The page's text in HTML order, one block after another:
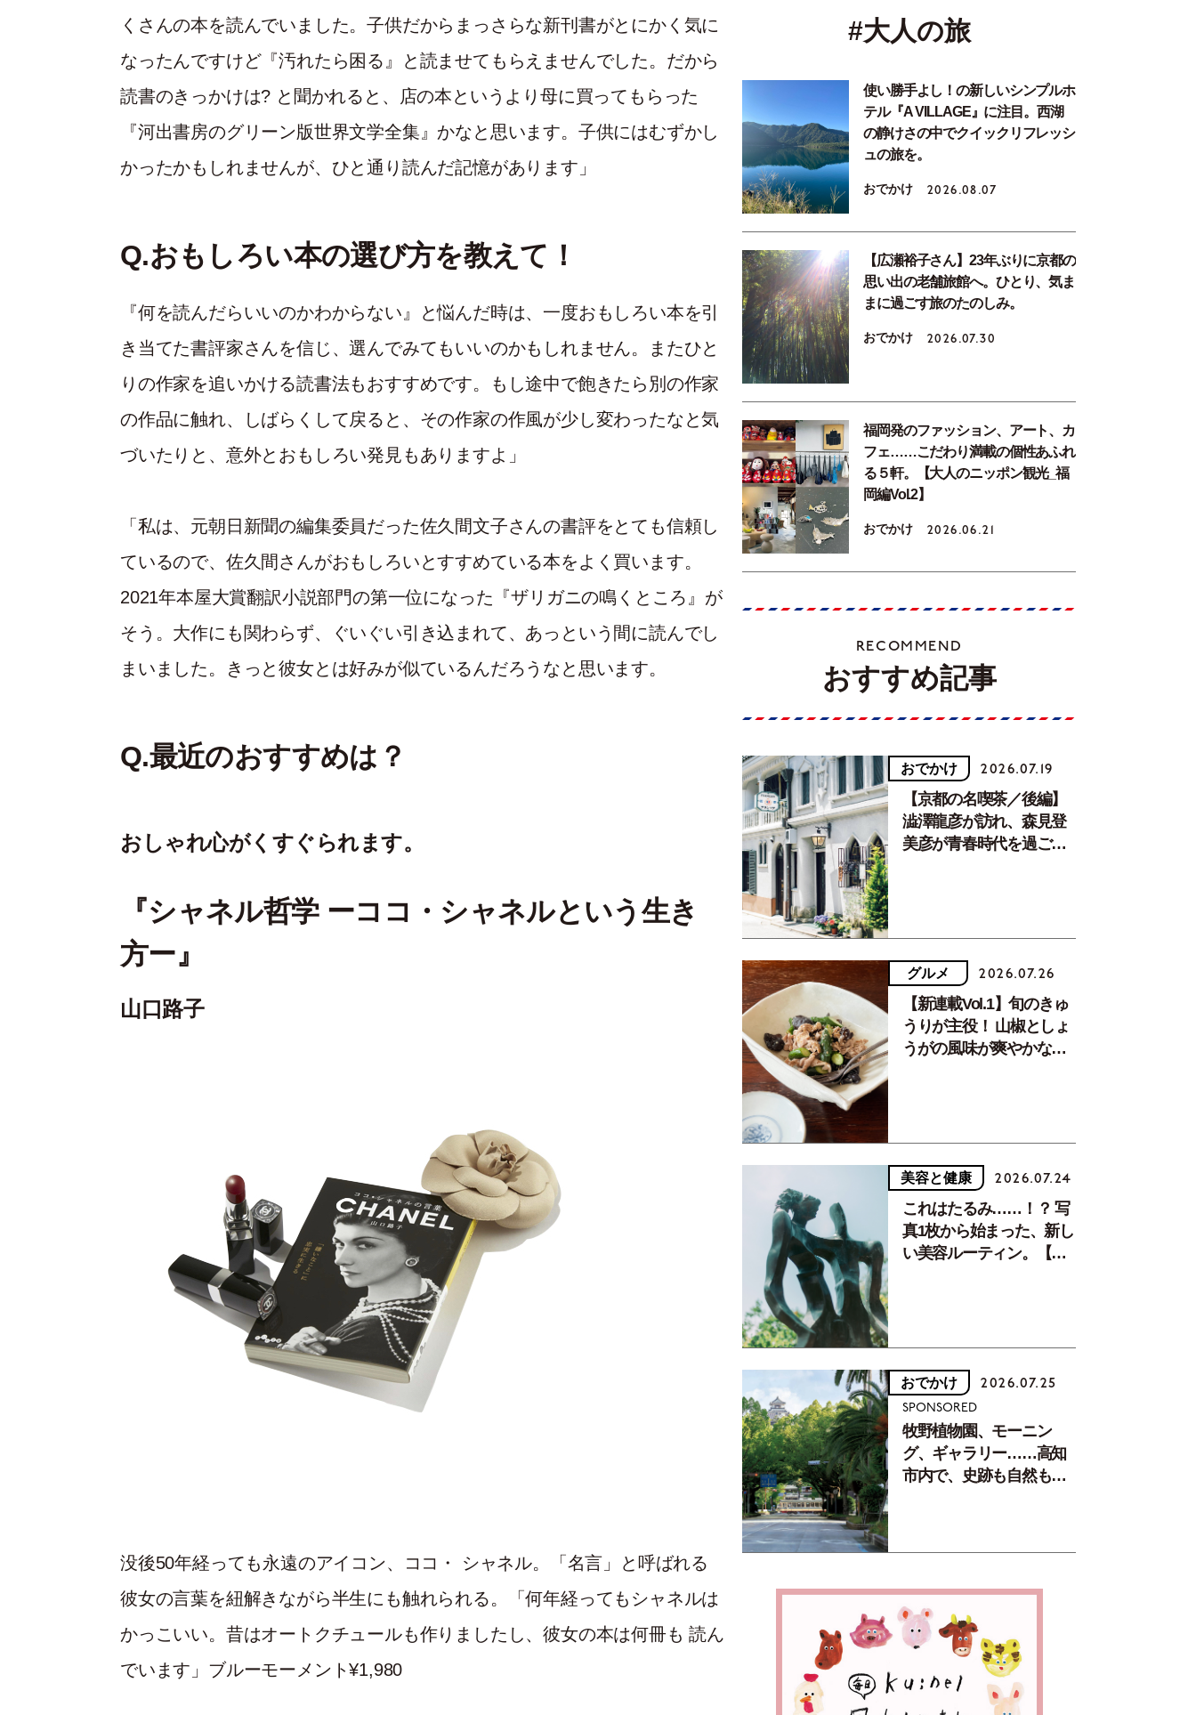
くさんの本を読んでいました。子供だからまっさらな新刊書がとにかく気に
なったんですけど『汚れたら困る』と読ませてもらえませんでした。だから
読書のきっかけは? と聞かれると、店の本というより母に買ってもらった
『河出書房のグリーン版世界文学全集』かなと思います。子供にはむずかし
かったかもしれませんが、ひと通り読んだ記憶があります」
Q.おもしろい本の選び方を教えて！
『何を読んだらいいのかわからない』と悩んだ時は、一度おもしろい本を引
き当てた書評家さんを信じ、選んでみてもいいのかもしれません。またひと
りの作家を追いかける読書法もおすすめです。もし途中で飽きたら別の作家
の作品に触れ、しばらくして戻ると、その作家の作風が少し変わったなと気
づいたりと、意外とおもしろい発見もありますよ」
「私は、元朝日新聞の編集委員だった佐久間文子さんの書評をとても信頼し
ているので、佐久間さんがおもしろいとすすめている本をよく買います。
2021年本屋大賞翻訳小説部門の第一位になった『ザリガニの鳴くところ』が
そう。大作にも関わらず、ぐいぐい引き込まれて、あっという間に読んでし
まいました。きっと彼女とは好みが似ているんだろうなと思います。
Q.最近のおすすめは？
おしゃれ心がくすぐられます。
『シャネル哲学 ーココ・シャネルという生き
方ー』
山口路子
没後50年経っても永遠のアイコン、ココ・ シャネル。「名言」と呼ばれる
彼女の言葉を紐解きながら半生にも触れられる。「何年経ってもシャネルは
かっこいい。昔はオートクチュールも作りましたし、彼女の本は何冊も 読ん
でいます」ブルーモーメント¥1,980
#大人の旅
使い勝手よし！の新しいシンプルホ
テル『A VILLAGE』に注目。西湖
の静けさの中でクイックリフレッシ
ュの旅を。
おでかけ 2026.08.07
【広瀬裕子さん】23年ぶりに京都の
思い出の老舗旅館へ。ひとり、気ま
まに過ごす旅のたのしみ。
おでかけ 2026.07.30
福岡発のファッション、アート、カ
フェ……こだわり満載の個性あふれ
る５軒。【大人のニッポン観光_福
岡編Vol.2】
おでかけ 2026.06.21
RECOMMEND
おすすめ記事
おでかけ 2026.07.19
【京都の名喫茶／後編】
澁澤龍彦が訪れ、森見登
美彦が青春時代を過ごし
グルメ 2026.07.26
【新連載Vol.1】旬のきゅ
うりが主役！ 山椒としょ
うがの風味が爽やかな、
美容と健康 2026.07.24
これはたるみ……！？ 写
真1枚から始まった、新し
い美容ルーティン。【中
おでかけ 2026.07.25
SPONSORED
牧野植物園、モーニン
グ、ギャラリー……高知
市内で、史跡も自然もグ